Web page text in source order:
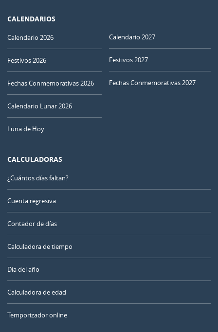
CALENDARIOS
Calendario 2026
Festivos 2026
Fechas Conmemorativas 2026
Calendario Lunar 2026
Luna de Hoy
Calendario 2027
Festivos 2027
Fechas Conmemorativas 2027
CALCULADORAS
¿Cuántos días faltan?
Cuenta regresiva
Contador de días
Calculadora de tiempo
Día del año
Calculadora de edad
Temporizador online